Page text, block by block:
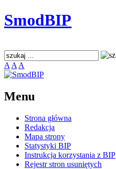
SmodBIP
A A A
Menu
Strona główna
Redakcja
Mapa strony
Statystyki BIP
Instrukcja korzystania z BIP
Rejestr stron usuniętych